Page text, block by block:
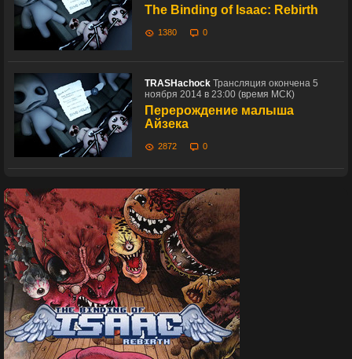
The Binding of Isaac: Rebirth
1380 0
TRASHachock Трансляция окончена 5
ноября 2014 в 23:00 (время МСК)
Перерождение малыша
Айзека
2872 0